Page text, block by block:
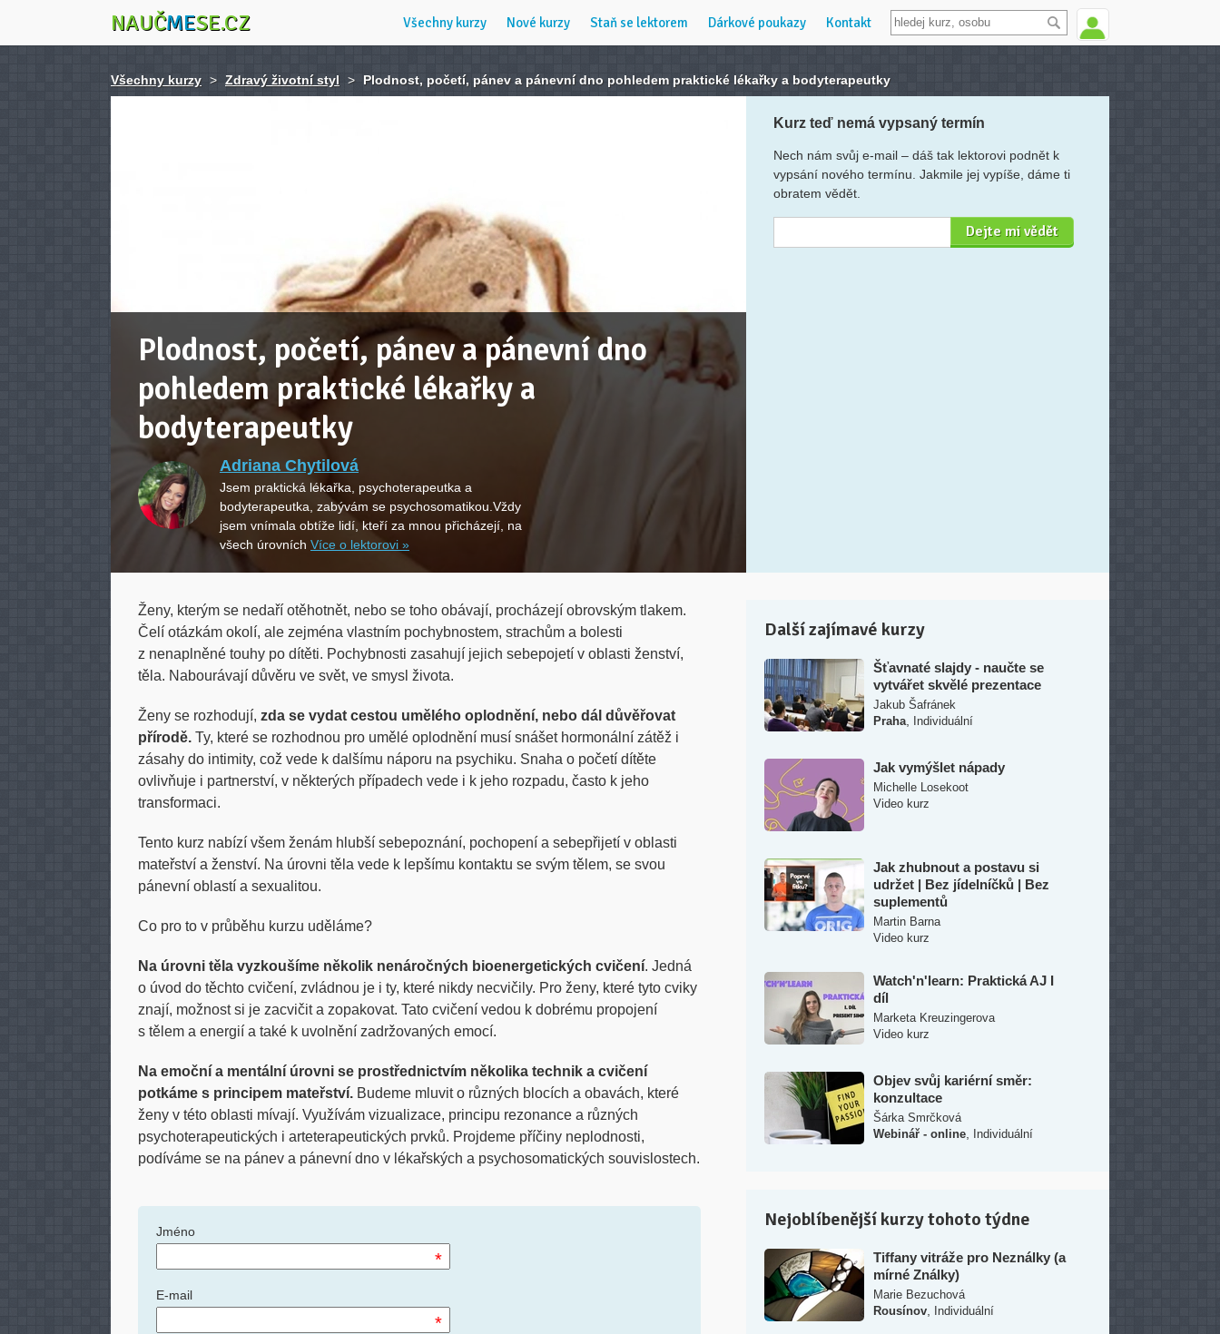
NAUČMESE.CZ Všechny kurzy Nové kurzy Staň se lektorem Dárkové poukazy Kontakt
Všechny kurzy > Zdravý životní styl > Plodnost, početí, pánev a pánevní dno pohledem praktické lékařky a bodyterapeutky
Plodnost, početí, pánev a pánevní dno
pohledem praktické lékařky a
bodyterapeutky
Adriana Chytilová
Jsem praktická lékařka, psychoterapeutka a
bodyterapeutka, zabývám se psychosomatikou.Vždy
jsem vnímala obtíže lidí, kteří za mnou přicházejí, na
všech úrovních Více o lektorovi »
Kurz teď nemá vypsaný termín
Nech nám svůj e-mail – dáš tak lektorovi podnět k
vypsání nového termínu. Jakmile jej vypíše, dáme ti
obratem vědět.
Ženy, kterým se nedaří otěhotnět, nebo se toho obávají, procházejí obrovským tlakem.
Čelí otázkám okolí, ale zejména vlastním pochybnostem, strachům a bolesti
z nenaplněné touhy po dítěti. Pochybnosti zasahují jejich sebepojetí v oblasti ženství,
těla. Nabourávají důvěru ve svět, ve smysl života.
Ženy se rozhodují, zda se vydat cestou umělého oplodnění, nebo dál důvěřovat
přírodě. Ty, které se rozhodnou pro umělé oplodnění musí snášet hormonální zátěž i
zásahy do intimity, což vede k dalšímu náporu na psychiku. Snaha o početí dítěte
ovlivňuje i partnerství, v některých případech vede i k jeho rozpadu, často k jeho
transformaci.
Tento kurz nabízí všem ženám hlubší sebepoznání, pochopení a sebepřijetí v oblasti
mateřství a ženství. Na úrovni těla vede k lepšímu kontaktu se svým tělem, se svou
pánevní oblastí a sexualitou.
Co pro to v průběhu kurzu uděláme?
Na úrovni těla vyzkoušíme několik nenáročných bioenergetických cvičení. Jedná
o úvod do těchto cvičení, zvládnou je i ty, které nikdy necvičily. Pro ženy, které tyto cviky
znají, možnost si je zacvičit a zopakovat. Tato cvičení vedou k dobrému propojení
s tělem a energií a také k uvolnění zadržovaných emocí.
Na emoční a mentální úrovni se prostřednictvím několika technik a cvičení
potkáme s principem mateřství. Budeme mluvit o různých blocích a obavách, které
ženy v této oblasti mívají. Využívám vizualizace, principu rezonance a různých
psychoterapeutických i arteterapeutických prvků. Projdeme příčiny neplodnosti,
podíváme se na pánev a pánevní dno v lékařských a psychosomatických souvislostech.
Jméno
*
E-mail
*
Další zajímavé kurzy
Šťavnaté slajdy - naučte se
vytvářet skvělé prezentace
Jakub Šafránek
Praha
Individuální
Jak vymýšlet nápady
Michelle Losekoot
Video kurz
Jak zhubnout a postavu si
udržet | Bez jídelníčků | Bez
suplementů
Martin Barna
Video kurz
Watch'n'learn: Praktická AJ I
díl
Marketa Kreuzingerova
Video kurz
Objev svůj kariérní směr:
konzultace
Šárka Smrčková
Webinář - online
Individuální
Nejoblíbenější kurzy tohoto týdne
Tiffany vitráže pro Neználky (a
mírné Ználky)
Marie Bezuchová
Rousínov
Individuální